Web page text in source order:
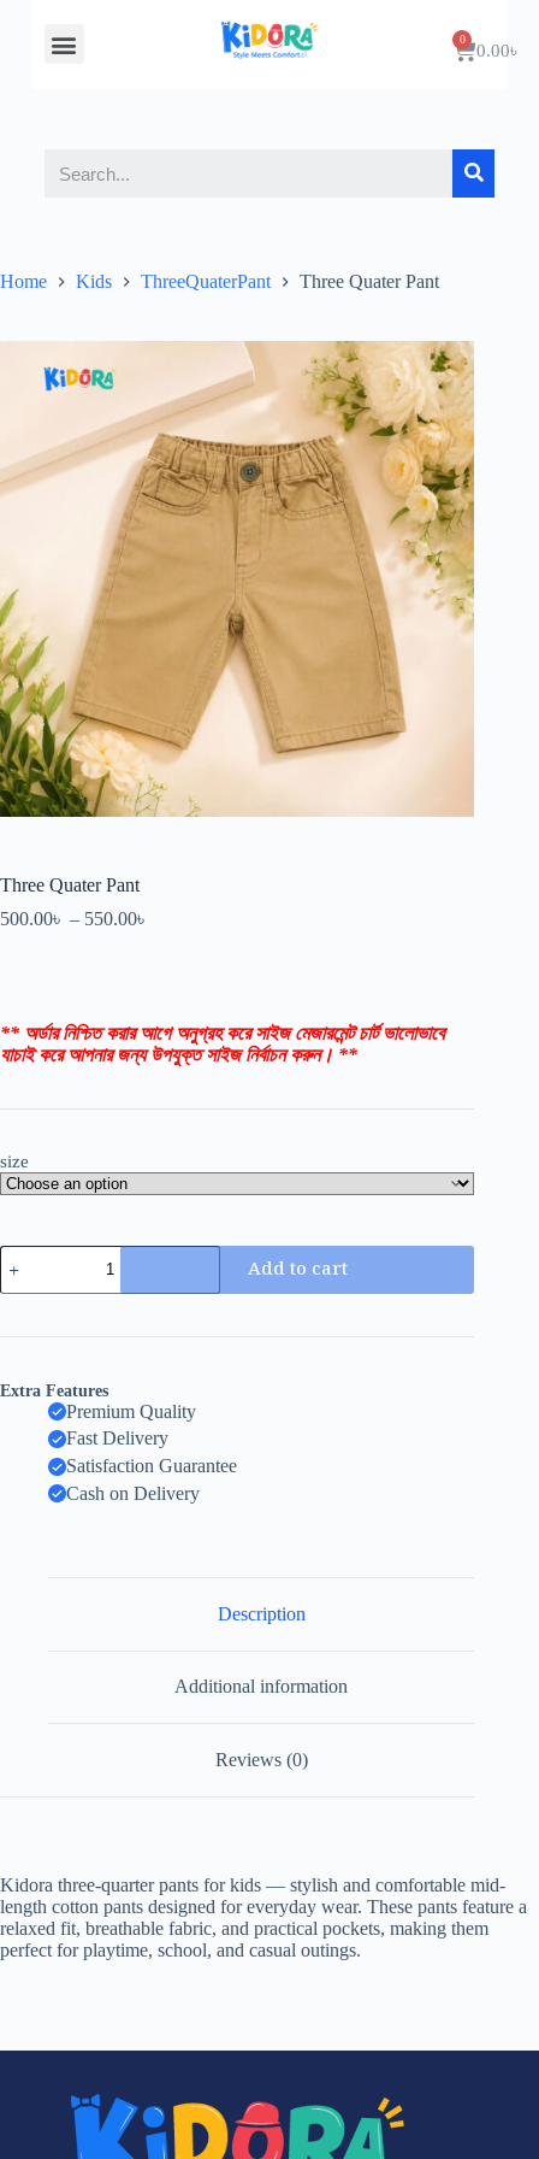
0.00৳
Home Kids ThreeQuaterPant Three Quater Pant
Three Quater Pant
500.00৳ – 550.00৳
** অর্ডার নিশ্চিত করার আগে অনুগ্রহ করে সাইজ মেজারমেন্ট চার্ট ভালোভাবে
যাচাই করে আপনার জন্য উপযুক্ত সাইজ নির্বাচন করুন। **
size
Add to cart
Extra Features
Premium Quality
Fast Delivery
Satisfaction Guarantee
Cash on Delivery
Description
Additional information
Reviews (0)
Kidora three-quarter pants for kids — stylish and comfortable mid-
length cotton pants designed for everyday wear. These pants feature a
relaxed fit, breathable fabric, and practical pockets, making them
perfect for playtime, school, and casual outings.